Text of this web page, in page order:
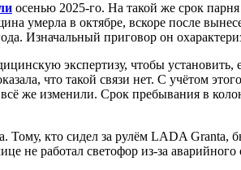
осенью 2025-го. На такой же срок
умерла в октябре, вскоре после
Изначальный приговор он
экспертизу, чтобы
что такой связи нет. С учётом
же изменили. Срок пребывания в
кто сидел за рулём LADA Granta,
работал светофор из-за